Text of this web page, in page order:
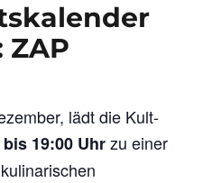
ZAP
lädt die Kult-
bis 19:00 Uhrzu einer